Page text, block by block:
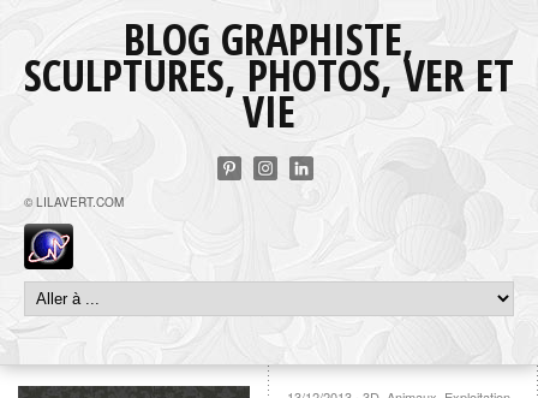
BLOG GRAPHISTE,
SCULPTURES, PHOTOS, VER ET
VIE
© LILAVERT.COM